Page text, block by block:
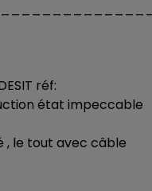
réf:
état impeccable
, le tout avec câble